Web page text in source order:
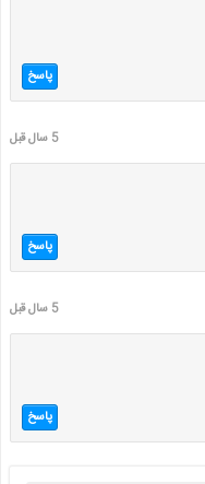
پاسخ
5 سال قبل
پاسخ
5 سال قبل
پاسخ